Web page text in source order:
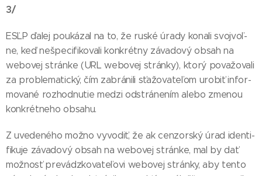
3/
ESĽP ďa­lej pou­ká­zal na to, že rus­ké úra­dy ko­na­li svoj­voľ­
ne, keď neš­pe­ci­fi­ko­va­li kon­krét­ny zá­va­do­vý ob­sah na
webo­vej strán­ke (URL webo­vej strán­ky), kto­rý po­va­žo­va­li
za prob­le­ma­tic­ký, čím za­brá­ni­li sťa­žo­va­te­ľom uro­biť in­for­
mo­va­né roz­hod­nu­tie me­dzi od­strá­ne­ním ale­bo zme­nou
kon­krét­ne­ho ob­sa­hu.
Z uve­de­né­ho mož­no vy­vo­diť, že ak cen­zor­ský úrad iden­ti­
fi­ku­je zá­va­do­vý ob­sah na webo­vej strán­ke, mal by dať
mož­nosť pre­vádz­ko­va­te­ľo­vi webo­vej strán­ky, aby ten­to